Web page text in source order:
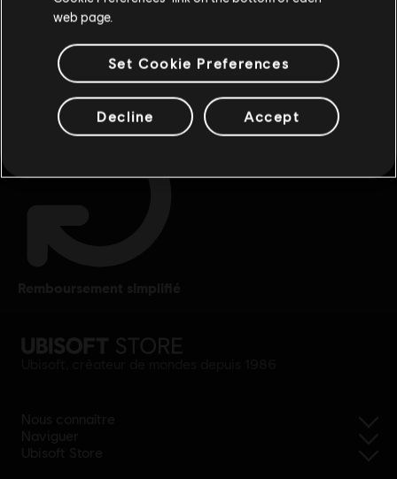
récompenses réductions exclusives
web page.
Set Cookie Preferences
Decline Accept